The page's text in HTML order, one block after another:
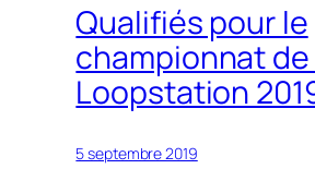
Qualifiés pour le
championnat de
Loopstation
5 septembre 2019